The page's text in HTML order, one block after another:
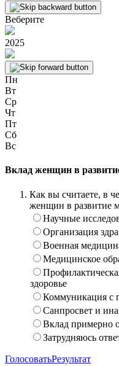
Веберите
2025
Пн
Вт
Ср
Чт
Пт
Сб
Вс
Вклад женщин в
Как вы считаете, в
женщин в развитие
Научные
Организация
Военная
Медицинское
здоровье
Коммуникация с
Санпросвет и
Вклад примерно
Затрудняюсь
ГолосоватьРезультат